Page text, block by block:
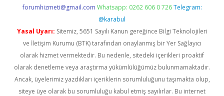
forumhizmeti@gmail.com Whatsapp: 0262 606 0 726 Telegram:
@karabul
Yasal Uyarı: Sitemiz, 5651 Sayılı Kanun gereğince Bilgi Teknolojileri
ve İletişim Kurumu (BTK) tarafından onaylanmış bir Yer Sağlayıcı
olarak hizmet vermektedir. Bu nedenle, sitedeki içerikleri proaktif
olarak denetleme veya araştırma yükümlülüğümüz bulunmamaktadır.
Ancak, üyelerimiz yazdıkları içeriklerin sorumluluğunu taşımakta olup,
siteye üye olarak bu sorumluluğu kabul etmiş sayılırlar. Bu internet